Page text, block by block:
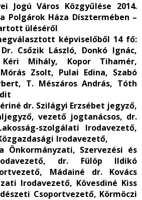
Jogú Város Közgyűlése 2014.
Polgárok Háza Dísztermében –
üléséről
képviselőből 14 fő:
Csőzik László, Donkó Ignác,
Kéri Mihály, Kopor Tihamér,
Zsolt, Pulai Edina, Szabó
T. Mészáros András, Tóth
dr. Szilágyi Erzsébet jegyző,
vezető jogtanácsos, dr.
szolgálati Irodavezető,
Közgazdasági Irodavezető,
Önkormányzati, Szervezési és
dr. Fülöp Ildikó
Mádainé dr. Kovács
Irodavezető, Kövesdiné Kiss
Csoportvezető, Körmöczi